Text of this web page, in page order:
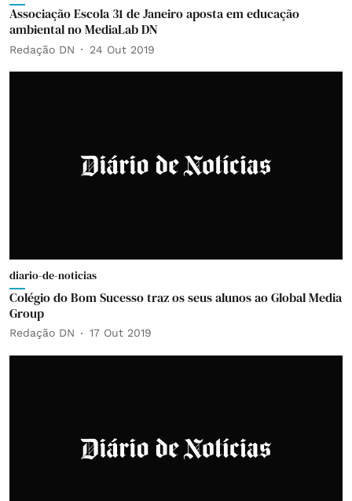
Associação Escola 31 de Janeiro aposta em educação
ambiental no MediaLab DN
Redação DN 24 Out 2019
diario-de-noticias
Colégio do Bom Sucesso traz os seus alunos ao Global Media
Group
Redação DN 17 Out 2019